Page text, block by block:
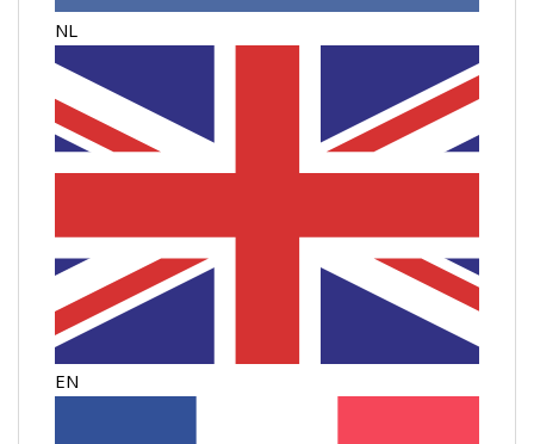
NL
EN